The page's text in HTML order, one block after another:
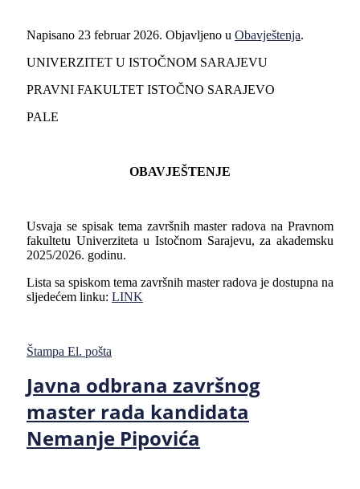
Napisano 23 februar 2026. Objavljeno u Obavještenja.
UNIVERZITET U ISTOČNOM SARAJEVU
PRAVNI FAKULTET ISTOČNO SARAJEVO
PALE
OBAVJEŠTENJE
Usvaja se spisak tema završnih master radova na Pravnom
fakultetu Univerziteta u Istočnom Sarajevu, za akademsku
2025/2026. godinu.
Lista sa spiskom tema završnih master radova je dostupna na
sljedećem linku: LINK
Štampa El. pošta
Javna odbrana završnog
master rada kandidata
Nemanje Pipovića